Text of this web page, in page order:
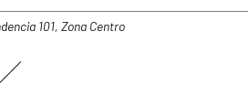
101, Zona Centro